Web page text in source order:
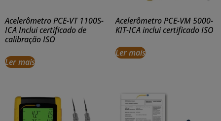
Acelerômetro PCE-VT 1100S-
ICA Inclui certificado de
calibração ISO
Ler mais
Acelerômetro PCE-VM 5000-
KIT-ICA inclui certificado ISO
Ler mais